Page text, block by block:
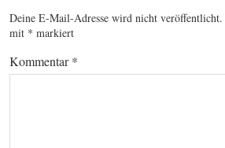
Deine E-Mail-Adresse wird nicht veröffentlicht.
mit * markiert
Kommentar*